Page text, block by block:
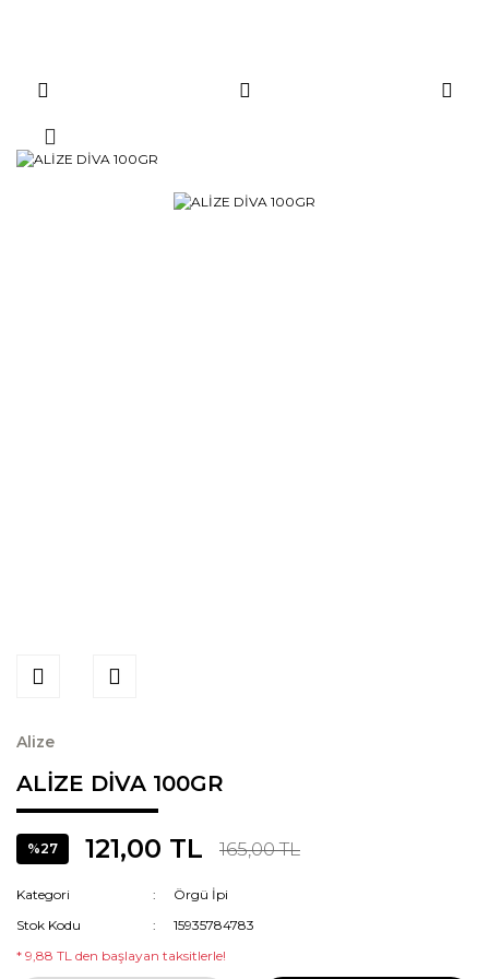
Alize
ALİZE DİVA 100GR
%27 121,00 TL 165,00 TL
Kategori
Örgü İpi
Stok Kodu
15935784783
* 9,88 TL den başlayan taksitlerle!